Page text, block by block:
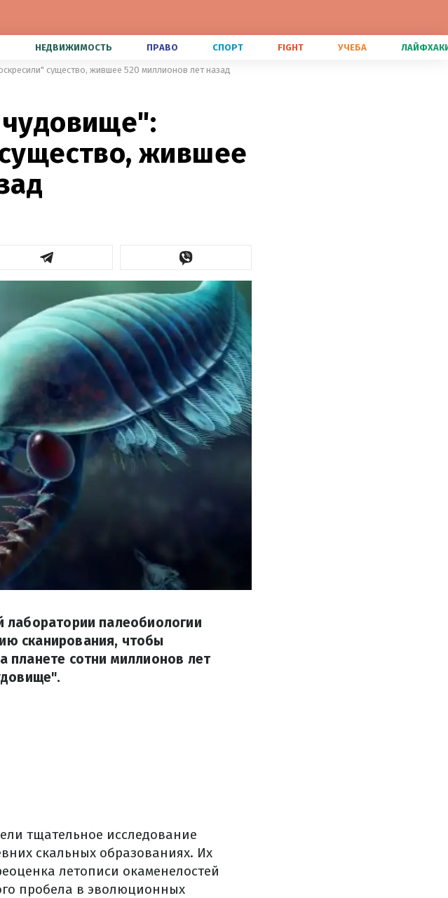
НЕДВИЖИМОСТЬ ПРАВО СПОРТ FIGHT УЧЕБА
существо, жившее 520 миллионов лет назад
жившее
лаборатории палеобиологии
сканирования, чтобы
планете сотни миллионов лет
тщательное исследование
скальных образованиях. Их
летописи окаменелостей
пробела в эволюционных